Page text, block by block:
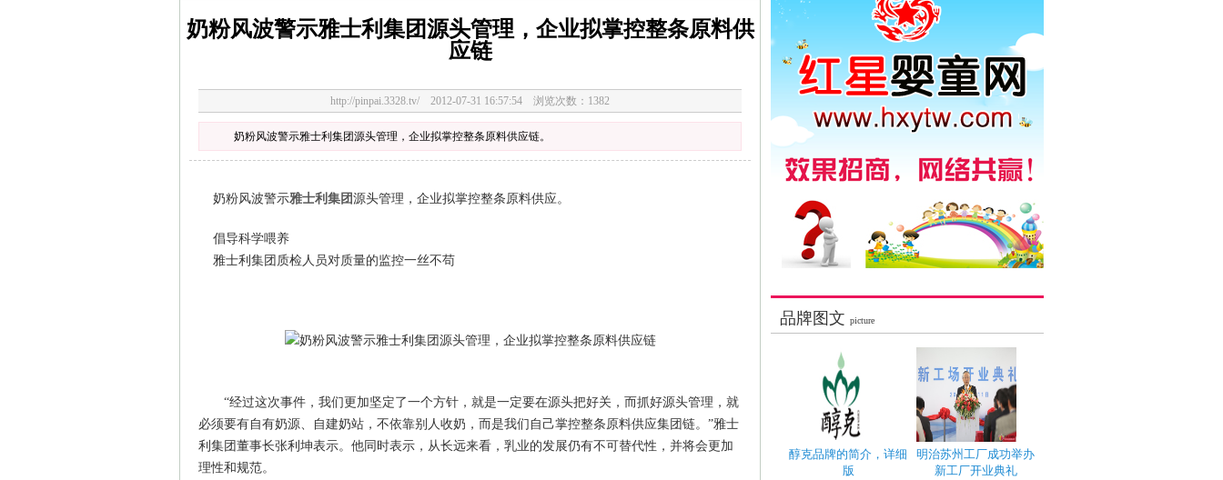
奶粉风波警示雅士利集团源头管理，企业拟掌控整条原料供
应链
http://pinpai.3328.tv/ 2012-07-31 16:57:54 浏览次数：1382
奶粉风波警示雅士利集团源头管理，企业拟掌控整条原料供应链。
奶粉风波警示雅士利集团源头管理，企业拟掌控整条原料供应。
倡导科学喂养
雅士利集团质检人员对质量的监控一丝不苟
“经过这次事件，我们更加坚定了一个方针，就是一定要在源头把好关，而抓好源头管理，就
必须要有自有奶源、自建奶站，不依靠别人收奶，而是我们自己掌控整条原料供应集团链。”雅士
利集团董事长张利坤表示。他同时表示，从长远来看，乳业的发展仍有不可替代性，并将会更加
理性和规范。
品牌图文 picture
醇克品牌的简介，详细
版
明治苏州工厂成功举办
新工厂开业典礼